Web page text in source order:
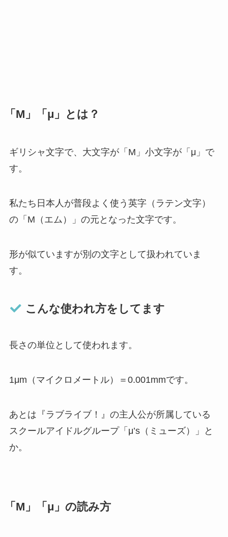
「Μ」「μ」とは？
ギリシャ文字で、大文字が「Μ」小文字が「μ」で
す。
私たち日本人が普段よく使う英字（ラテン文字）
の「M（エム）」の元となった文字です。
形が似ていますが別の文字として扱われていま
す。
こんな使われ方をしてます
長さの単位として使われます。
1μm（マイクロメートル）＝0.001mmです。
あとは『ラブライブ！』の主人公が所属している
スクールアイドルグループ「μ’s（ミューズ）」と
か。
「Μ」「μ」の読み方